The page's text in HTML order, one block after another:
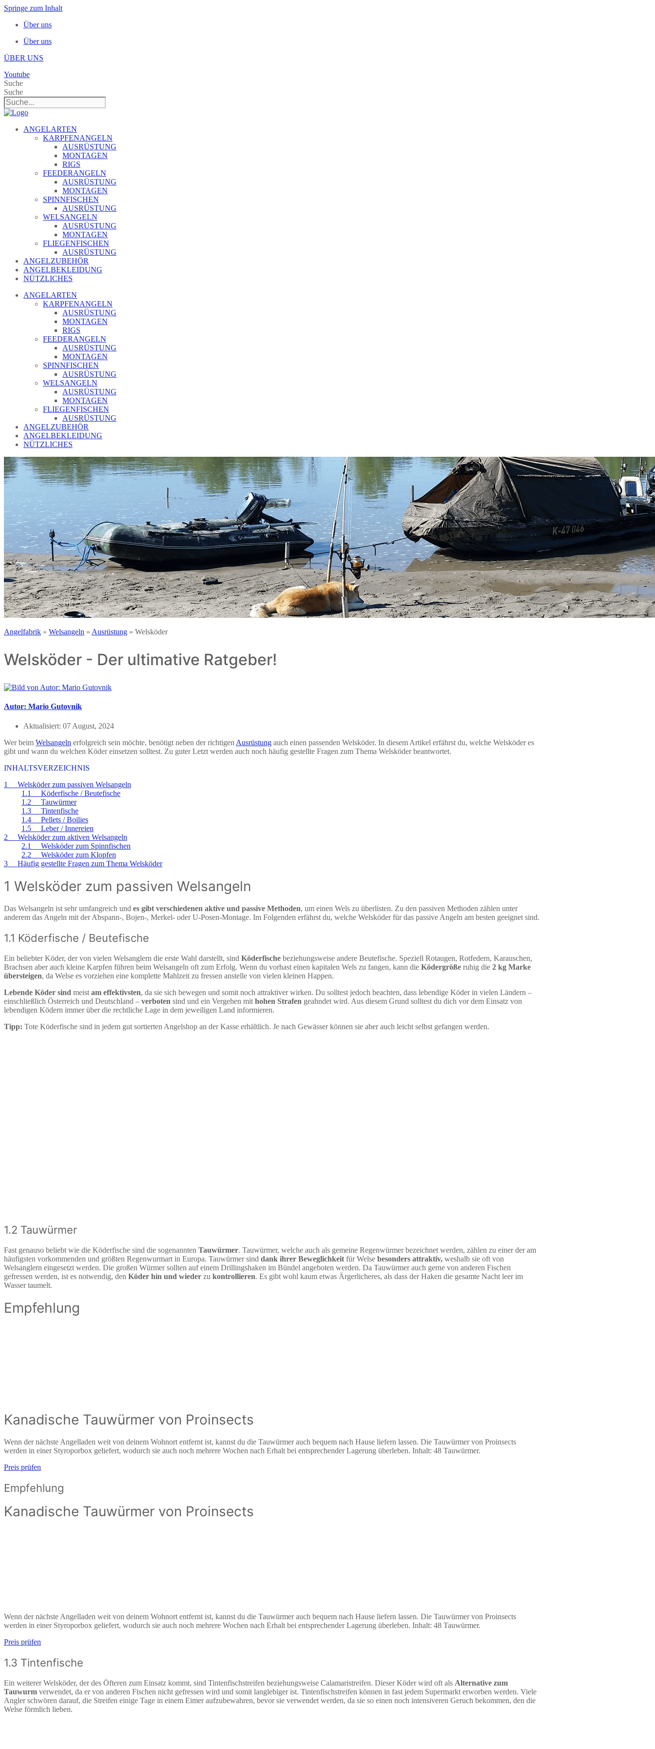
Springe zum Inhalt
Über uns
Über uns
ÜBER UNS
Youtube
Suche
Suche
ANGELARTEN
KARPFENANGELN
AUSRÜSTUNG
MONTAGEN
RIGS
FEEDERANGELN
AUSRÜSTUNG
MONTAGEN
SPINNFISCHEN
AUSRÜSTUNG
WELSANGELN
AUSRÜSTUNG
MONTAGEN
FLIEGENFISCHEN
AUSRÜSTUNG
ANGELZUBEHÖR
ANGELBEKLEIDUNG
NÜTZLICHES
ANGELARTEN
KARPFENANGELN
AUSRÜSTUNG
MONTAGEN
RIGS
FEEDERANGELN
AUSRÜSTUNG
MONTAGEN
SPINNFISCHEN
AUSRÜSTUNG
WELSANGELN
AUSRÜSTUNG
MONTAGEN
FLIEGENFISCHEN
AUSRÜSTUNG
ANGELZUBEHÖR
ANGELBEKLEIDUNG
NÜTZLICHES
Angelfabrik » Welsangeln » Ausrüstung » Welsköder
Welsköder - Der ultimative Ratgeber!
Autor: Mario Gutovnik
Aktualisiert: 07 August, 2024
Wer beim Welsangeln erfolgreich sein möchte, benötigt neben der richtigen Ausrüstung auch einen passenden Welsköder. In diesem Artikel erfährst du, welche Welsköder es
gibt und wann du welchen Köder einsetzen solltest. Zu guter Letzt werden auch noch häufig gestellte Fragen zum Thema Welsköder beantwortet.
INHALTSVERZEICHNIS
1 Welsköder zum passiven Welsangeln
1.1 Köderfische / Beutefische
1.2 Tauwürmer
1.3 Tintenfische
1.4 Pellets / Boilies
1.5 Leber / Innereien
2 Welsköder zum aktiven Welsangeln
2.1 Welsköder zum Spinnfischen
2.2 Welsköder zum Klopfen
3 Häufig gestellte Fragen zum Thema Welsköder
1 Welsköder zum passiven Welsangeln
Das Welsangeln ist sehr umfangreich und es gibt verschiedenen aktive und passive Methoden, um einen Wels zu überlisten. Zu den passiven Methoden zählen unter
anderem das Angeln mit der Abspann-, Bojen-, Merkel- oder U-Posen-Montage. Im Folgenden erfährst du, welche Welsköder für das passive Angeln am besten geeignet sind.
1.1 Köderfische / Beutefische
Ein beliebter Köder, der von vielen Welsanglern die erste Wahl darstellt, sind Köderfische beziehungsweise andere Beutefische. Speziell Rotaugen, Rotfedern, Karauschen,
Brachsen aber auch kleine Karpfen führen beim Welsangeln oft zum Erfolg. Wenn du vorhast einen kapitalen Wels zu fangen, kann die Ködergröße ruhig die 2 kg Marke
übersteigen, da Welse es vorziehen eine komplette Mahlzeit zu fressen anstelle von vielen kleinen Happen.
Lebende Köder sind meist am effektivsten, da sie sich bewegen und somit noch attraktiver wirken. Du solltest jedoch beachten, dass lebendige Köder in vielen Ländern –
einschließlich Österreich und Deutschland – verboten sind und ein Vergehen mit hohen Strafen geahndet wird. Aus diesem Grund solltest du dich vor dem Einsatz von
lebendigen Ködern immer über die rechtliche Lage in dem jeweiligen Land informieren.
Tipp: Tote Köderfische sind in jedem gut sortierten Angelshop an der Kasse erhältlich. Je nach Gewässer können sie aber auch leicht selbst gefangen werden.
1.2 Tauwürmer
Fast genauso beliebt wie die Köderfische sind die sogenannten Tauwürmer. Tauwürmer, welche auch als gemeine Regenwürmer bezeichnet werden, zählen zu einer der am
häufigsten vorkommenden und größten Regenwurmart in Europa. Tauwürmer sind dank ihrer Beweglichkeit für Welse besonders attraktiv, weshalb sie oft von
Welsanglern eingesetzt werden. Die großen Würmer sollten auf einem Drillingshaken im Bündel angeboten werden. Da Tauwürmer auch gerne von anderen Fischen
gefressen werden, ist es notwendig, den Köder hin und wieder zu kontrollieren. Es gibt wohl kaum etwas Ärgerlicheres, als dass der Haken die gesamte Nacht leer im
Wasser taumelt.
Empfehlung
Kanadische Tauwürmer von Proinsects
Wenn der nächste Angelladen weit von deinem Wohnort entfernt ist, kannst du die Tauwürmer auch bequem nach Hause liefern lassen. Die Tauwürmer von Proinsects
werden in einer Styroporbox geliefert, wodurch sie auch noch mehrere Wochen nach Erhalt bei entsprechender Lagerung überleben. Inhalt: 48 Tauwürmer.
Preis prüfen
Empfehlung
Kanadische Tauwürmer von Proinsects
Wenn der nächste Angelladen weit von deinem Wohnort entfernt ist, kannst du die Tauwürmer auch bequem nach Hause liefern lassen. Die Tauwürmer von Proinsects
werden in einer Styroporbox geliefert, wodurch sie auch noch mehrere Wochen nach Erhalt bei entsprechender Lagerung überleben. Inhalt: 48 Tauwürmer.
Preis prüfen
1.3 Tintenfische
Ein weiterer Welsköder, der des Öfteren zum Einsatz kommt, sind Tintenfischstreifen beziehungsweise Calamaristreifen. Dieser Köder wird oft als Alternative zum
Tauwurm verwendet, da er von anderen Fischen nicht gefressen wird und somit langlebiger ist. Tintenfischstreifen können in fast jedem Supermarkt erworben werden. Viele
Angler schwören darauf, die Streifen einige Tage in einem Eimer aufzubewahren, bevor sie verwendet werden, da sie so einen noch intensiveren Geruch bekommen, den die
Welse förmlich lieben.